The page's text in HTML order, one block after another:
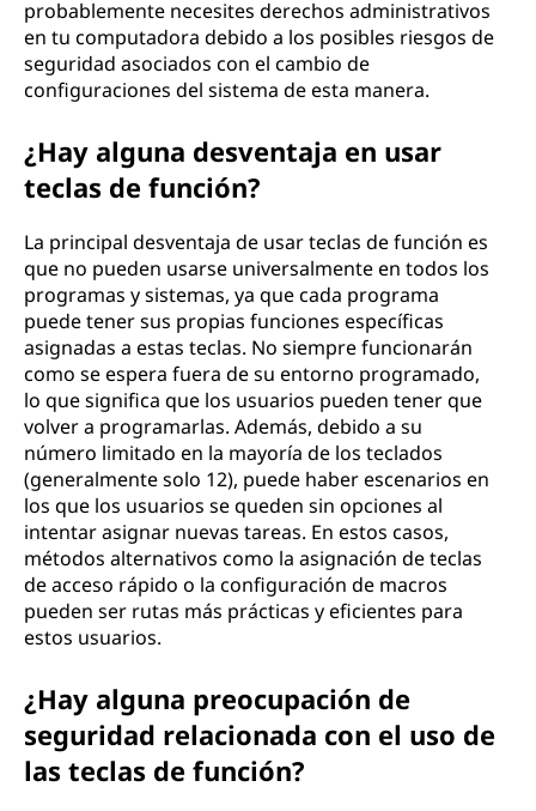
probablemente necesites derechos administrativos
en tu computadora debido a los posibles riesgos de
seguridad asociados con el cambio de
configuraciones del sistema de esta manera.
¿Hay alguna desventaja en usar
teclas de función?
La principal desventaja de usar teclas de función es
que no pueden usarse universalmente en todos los
programas y sistemas, ya que cada programa
puede tener sus propias funciones específicas
asignadas a estas teclas. No siempre funcionarán
como se espera fuera de su entorno programado,
lo que significa que los usuarios pueden tener que
volver a programarlas. Además, debido a su
número limitado en la mayoría de los teclados
(generalmente solo 12), puede haber escenarios en
los que los usuarios se queden sin opciones al
intentar asignar nuevas tareas. En estos casos,
métodos alternativos como la asignación de teclas
de acceso rápido o la configuración de macros
pueden ser rutas más prácticas y eficientes para
estos usuarios.
¿Hay alguna preocupación de
seguridad relacionada con el uso de
las teclas de función?